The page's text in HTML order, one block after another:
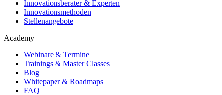
Innovationsberater & Experten
Innovationsmethoden
Stellenangebote
Academy
Webinare & Termine
Trainings & Master Classes
Blog
Whitepaper & Roadmaps
FAQ